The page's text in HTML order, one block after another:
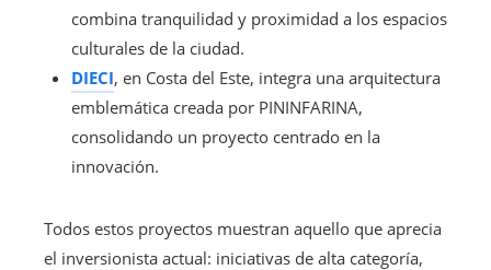
combina tranquilidad y proximidad a los espacios
culturales de la ciudad.
DIECI, en Costa del Este, integra una arquitectura
emblemática creada por PININFARINA,
consolidando un proyecto centrado en la
innovación.
Todos estos proyectos muestran aquello que aprecia
el inversionista actual: iniciativas de alta categoría,